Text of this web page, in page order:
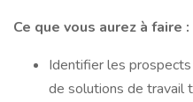
Ce que vous aurez à faire :
Identifier les
de solutions de travail